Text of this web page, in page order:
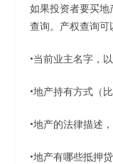
如果投资者要买
查询。产权查询可
•当前业主名字，
•地产持有方式（
•地产的法律描述
•地产有哪些抵押